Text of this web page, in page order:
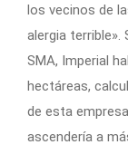
los vecinos de
alergia terrible».
SMA, Imperial
hectáreas,
de esta
ascendería a